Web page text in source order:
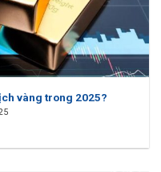
vàng trong 2025?